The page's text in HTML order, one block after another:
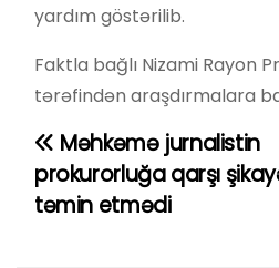
yardım göstərilib.
Faktla bağlı Nizami Rayon
tərəfindən araşdırmalara
Y
a
Məhkəmə jurnalistin
prokurorluğa qarşı
təmin etmədi